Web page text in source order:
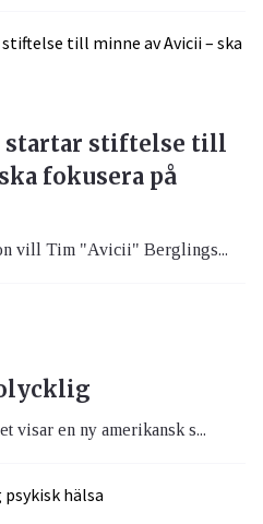
startar stiftelse till
fokusera på
vill Tim "Avicii" Berglings...
visar en ny amerikansk s...